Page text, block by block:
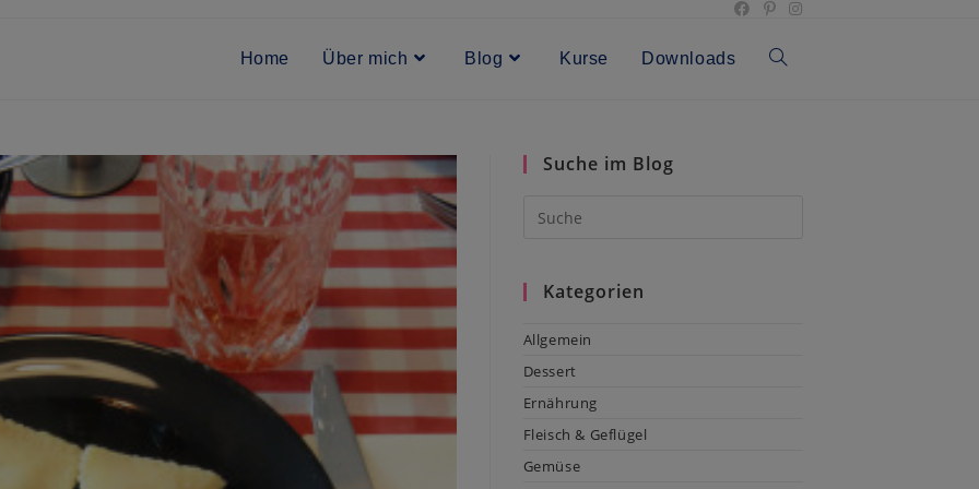
Home Über mich Blog Kurse Downloads Toggle
Suche im Blog
Kategorien
Allgemein
Dessert
Ernährung
Fleisch & Geflügel
Gemüse